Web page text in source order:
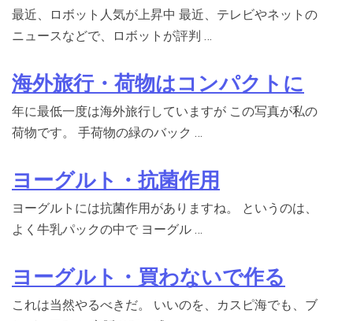
最近、ロボット人気が上昇中 最近、テレビやネットの
ニュースなどで、ロボットが評判 …
海外旅行・荷物はコンパクトに
年に最低一度は海外旅行していますが この写真が私の
荷物です。 手荷物の緑のバック …
ヨーグルト・抗菌作用
ヨーグルトには抗菌作用がありますね。 というのは、
よく牛乳パックの中で ヨーグル …
ヨーグルト・買わないで作る
これは当然やるべきだ。 いいのを、カスピ海でも、ブ